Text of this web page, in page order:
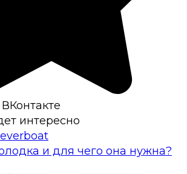
интересно
и для чего она нужна?